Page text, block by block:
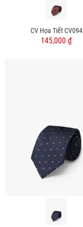
CV Họa Tiết CV094
145,000 ₫